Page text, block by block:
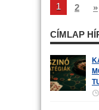
1 2 »
CÍMLAP